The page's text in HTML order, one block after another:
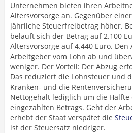
Unternehmen bieten ihren
Altersvorsorge an. Gegenüber
jährliche Steuerfreibetrag höher.
beläuft sich der Betrag auf 2.100
Altersvorsorge auf 4.440 Euro.
Arbeitgeber vom Lohn ab und
weniger. Der Vorteil: Der Abzug
Das reduziert die Lohnsteuer und
Kranken- und die
Nettogehalt lediglich um die Hälfte
eingezahlten Betrags. Geht der
erhebt der Staat verspätet die
ist der Steuersatz niedriger.